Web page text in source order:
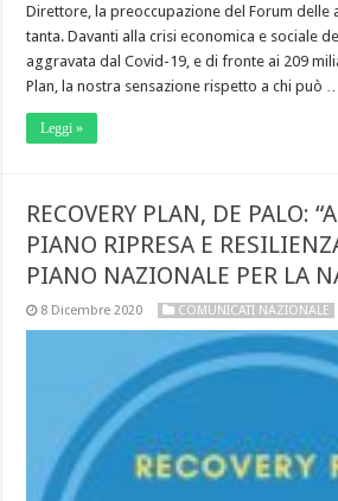
Direttore, la preoccupazione del Forum delle
tanta. Davanti alla crisi economica e sociale
aggravata dal Covid-19, e di fronte ai 209
Plan, la nostra sensazione rispetto a chi può …
Leggi »
RECOVERY PLAN, DE PALO:
PIANO RIPRESA E
PIANO NAZIONALE PER LA
8 Dicembre 2020 COMUNICATI NAZIONALE